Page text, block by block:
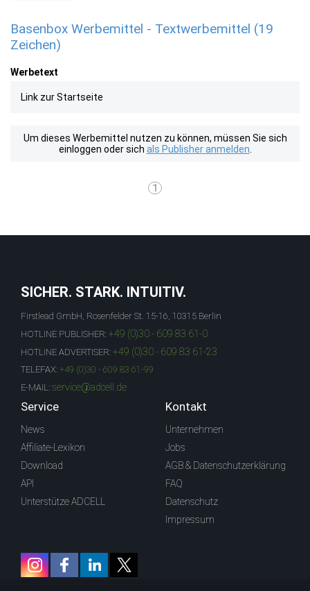
Basenbox Werbemittel - Textwerbemittel (19
Zeichen)
Werbetext
Link zur Startseite
Um dieses Werbemittel nutzen zu können, müssen Sie sich
einloggen oder sich als Publisher anmelden
1
SICHER. STARK. INTUITIV.
Firstlead GmbH, Rosenfelder St. 15-16, 10315 Berlin
HOTLINE PUBLISHER: +49 (0)30 - 609 83 61-0
HOTLINE ADVERTISER: +49 (0)30 - 609 83 61-23
TELEFAX: +49 (0)30 - 609 83 61-99
E-MAIL: service@adcell.de
Service
News
Affiliate-Lexikon
Download
API
Unterstütze ADCELL
Kontakt
Unternehmen
Jobs
AGB & Datenschutzerklärung
FAQ
Datenschutz
Impressum